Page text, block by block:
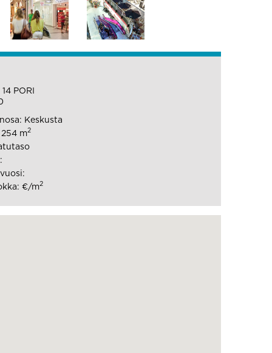
PORI
Keskusta
m2
€/m2